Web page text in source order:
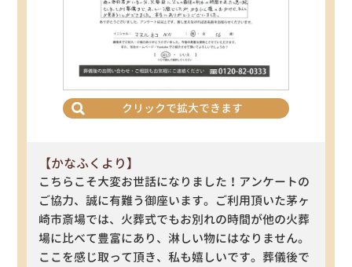
クリックで拡大できます
【かなふくより】
こちらこそ大変お世話になりました！アンケートの
ご協力、誠に有難う御座います。ご利用頂いた茅ヶ
崎市斎場では、火葬式でもお別れの時間が他の火葬
場に比べて豊富にあり、淋しい物にはなりません。
ここを感じ取って頂き、私も嬉しいです。葬儀後で